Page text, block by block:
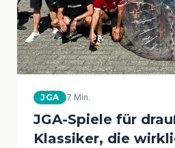
JGA 7 Min.
JGA-Spiele für
Klassiker, die